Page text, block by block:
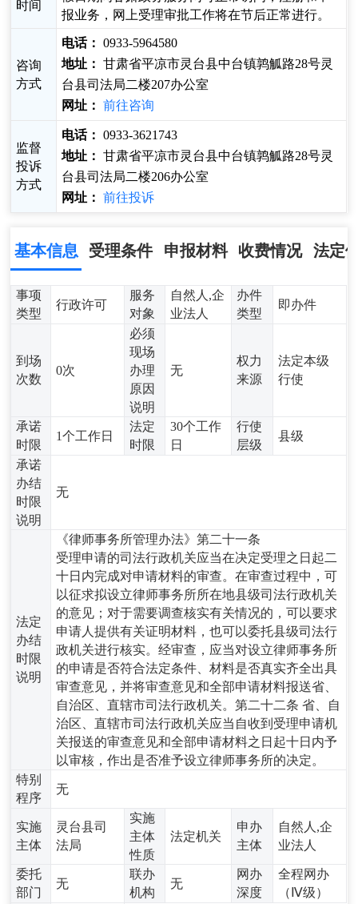
时间
报业务，网上受理审批工作将在节后正常进行。
咨询
方式
电话： 0933-5964580
地址： 甘肃省平凉市灵台县中台镇鹑觚路28号灵
台县司法局二楼207办公室
网址： 前往咨询
监督
投诉
方式
电话： 0933-3621743
地址： 甘肃省平凉市灵台县中台镇鹑觚路28号灵
台县司法局二楼206办公室
网址： 前往投诉
基本信息 受理条件 申报材料 收费情况 法定
事项
类型
行政许可
服务
对象
自然人,企
业法人
办件
类型
即办件
到场
次数
0次
必须
现场
办理
原因
说明
无
权力
来源
法定本级
行使
承诺
时限
1个工作日
法定
时限
30个工作
日
行使
层级
县级
承诺
办结
时限
说明
无
法定
办结
时限
说明
《律师事务所管理办法》第二十一条
受理申请的司法行政机关应当在决定受理之日起二
十日内完成对申请材料的审查。在审查过程中，可
以征求拟设立律师事务所所在地县级司法行政机关
的意见；对于需要调查核实有关情况的，可以要求
申请人提供有关证明材料，也可以委托县级司法行
政机关进行核实。经审查，应当对设立律师事务所
的申请是否符合法定条件、材料是否真实齐全出具
审查意见，并将审查意见和全部申请材料报送省、
自治区、直辖市司法行政机关。第二十二条 省、自
治区、直辖市司法行政机关应当自收到受理申请机
关报送的审查意见和全部申请材料之日起十日内予
以审核，作出是否准予设立律师事务所的决定。
特别
程序
无
实施
主体
灵台县司
法局
实施
主体
性质
法定机关
申办
主体
自然人,企
业法人
委托
部门
无
联办
机构
无
网办
深度
全程网办
（Ⅳ级）